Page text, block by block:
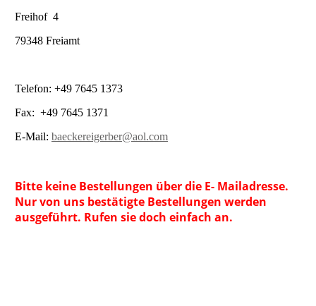
Freihof 4
79348 Freiamt
Telefon: +49 7645 1373
Fax: +49 7645 1371
E-Mail: baeckereigerber@aol.com
Bitte keine Bestellungen über die E- Mailadresse.
Nur von uns bestätigte Bestellungen werden
ausgeführt. Rufen sie doch einfach an.